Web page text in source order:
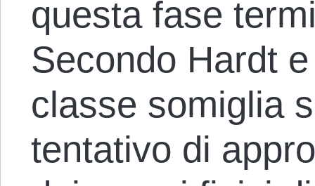
questa fase
Secondo Hardt
classe somiglia
tentativo di